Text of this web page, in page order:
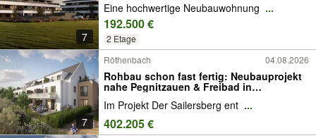
7
Eine hochwertige Neubauwohnung ...
192.500 €
2 Etage
7
Röthenbach 04.08.2026
Rohbau schon fast fertig: Neubauprojekt
nahe Pegnitzauen & Freibad in
Röthenbach a. d. Pegnitz
Im Projekt Der Sailersberg ent ...
402.205 €